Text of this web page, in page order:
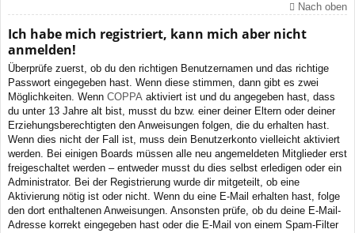
Nach oben
Ich habe mich registriert, kann mich aber nicht
anmelden!
Überprüfe zuerst, ob du den richtigen Benutzernamen und das richtige
Passwort eingegeben hast. Wenn diese stimmen, dann gibt es zwei
Möglichkeiten. Wenn COPPA aktiviert ist und du angegeben hast, dass
du unter 13 Jahre alt bist, musst du bzw. einer deiner Eltern oder deiner
Erziehungsberechtigten den Anweisungen folgen, die du erhalten hast.
Wenn dies nicht der Fall ist, muss dein Benutzerkonto vielleicht aktiviert
werden. Bei einigen Boards müssen alle neu angemeldeten Mitglieder erst
freigeschaltet werden – entweder musst du dies selbst erledigen oder ein
Administrator. Bei der Registrierung wurde dir mitgeteilt, ob eine
Aktivierung nötig ist oder nicht. Wenn du eine E-Mail erhalten hast, folge
den dort enthaltenen Anweisungen. Ansonsten prüfe, ob du deine E-Mail-
Adresse korrekt eingegeben hast oder die E-Mail von einem Spam-Filter